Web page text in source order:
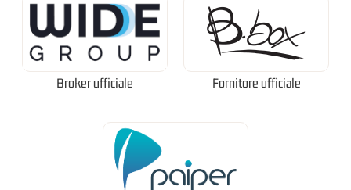
Broker ufficiale Fornitore ufficiale